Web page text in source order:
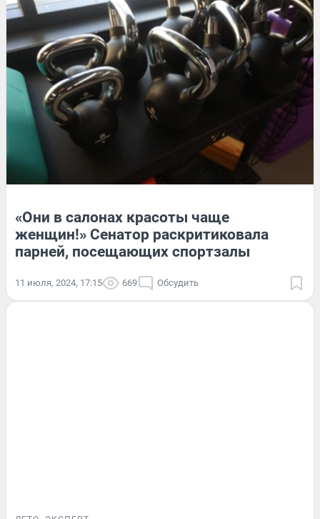
«Они в салонах красоты чаще
женщин!» Сенатор раскритиковала
парней, посещающих спортзалы
11 июля, 2024, 17:15 669 Обсудить